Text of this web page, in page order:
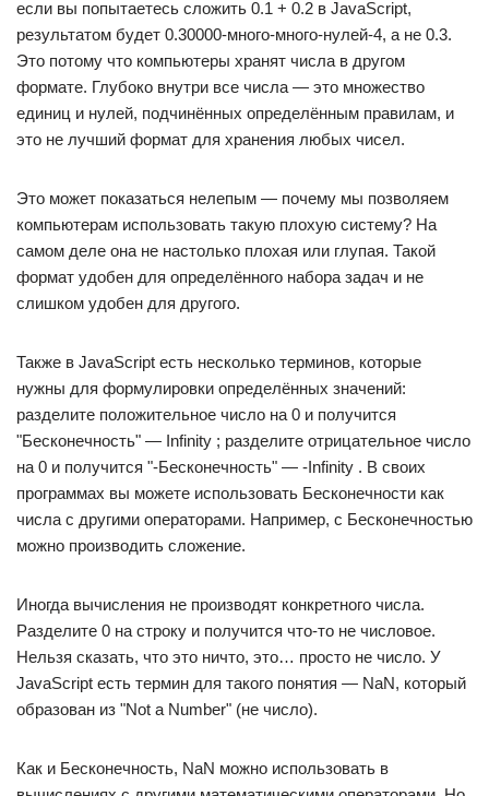
если вы попытаетесь сложить 0.1 + 0.2 в JavaScript,
результатом будет 0.30000-много-много-нулей-4, а не 0.3.
Это потому что компьютеры хранят числа в другом
формате. Глубоко внутри все числа — это множество
единиц и нулей, подчинённых определённым правилам, и
это не лучший формат для хранения любых чисел.
Это может показаться нелепым — почему мы позволяем
компьютерам использовать такую плохую систему? На
самом деле она не настолько плохая или глупая. Такой
формат удобен для определённого набора задач и не
слишком удобен для другого.
Также в JavaScript есть несколько терминов, которые
нужны для формулировки определённых значений:
разделите положительное число на 0 и получится
"Бесконечность" — Infinity ; разделите отрицательное число
на 0 и получится "-Бесконечность" — -Infinity . В своих
программах вы можете использовать Бесконечности как
числа с другими операторами. Например, с Бесконечностью
можно производить сложение.
Иногда вычисления не производят конкретного числа.
Разделите 0 на строку и получится что-то не числовое.
Нельзя сказать, что это ничто, это… просто не число. У
JavaScript есть термин для такого понятия — NaN, который
образован из "Not a Number" (не число).
Как и Бесконечность, NaN можно использовать в